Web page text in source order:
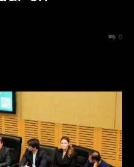
0